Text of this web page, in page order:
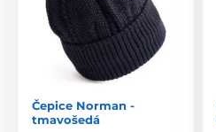
Čepice Norman -
tmavošedá